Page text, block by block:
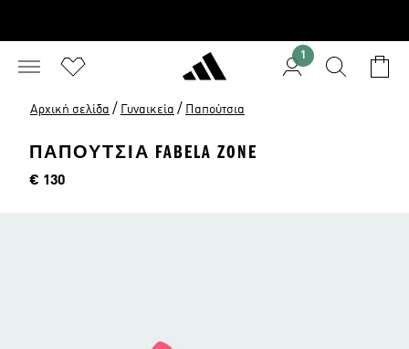
1
Αρχική σελίδα / Γυναικεία / Παπούτσια
ΠΑΠΟΎΤΣΙΑ FABELA ZONE
Τιμή
€ 130